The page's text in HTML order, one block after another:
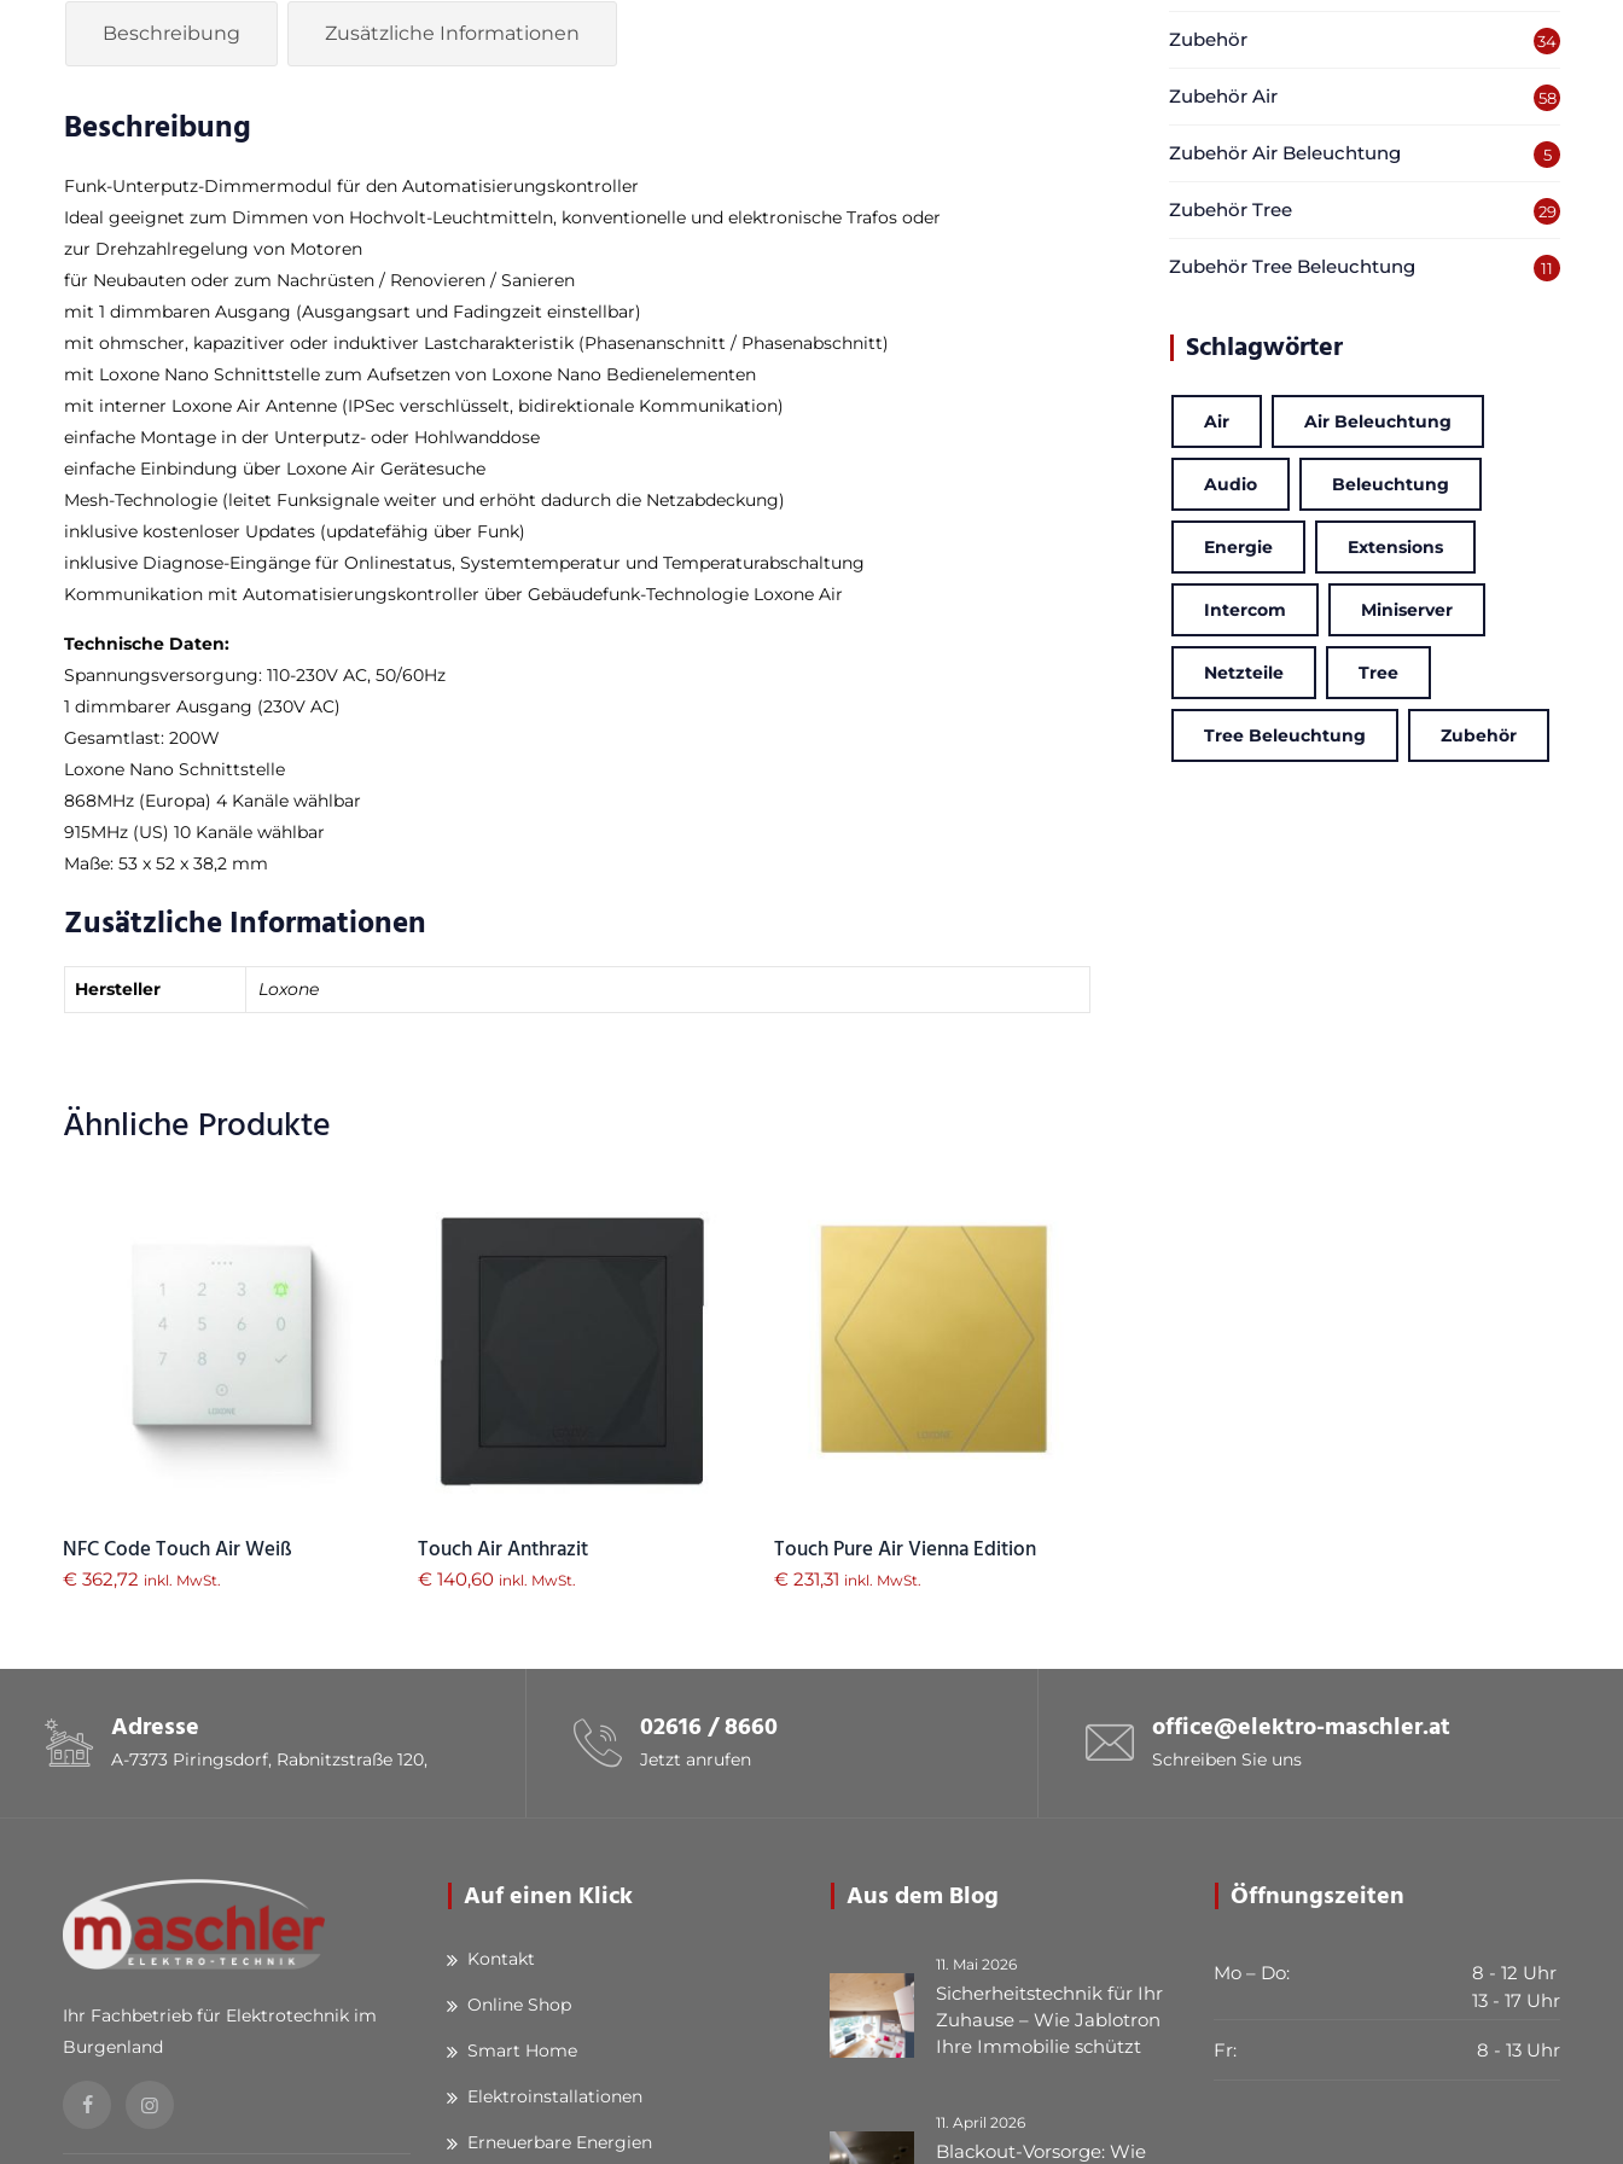
Beschreibung Zusätzliche Informationen
Beschreibung
Funk-Unterputz-Dimmermodul für den Automatisierungskontroller
Ideal geeignet zum Dimmen von Hochvolt-Leuchtmitteln, konventionelle und elektronische Trafos oder
zur Drehzahlregelung von Motoren
für Neubauten oder zum Nachrüsten / Renovieren / Sanieren
mit 1 dimmbaren Ausgang (Ausgangsart und Fadingzeit einstellbar)
mit ohmscher, kapazitiver oder induktiver Lastcharakteristik (Phasenanschnitt / Phasenabschnitt)
mit Loxone Nano Schnittstelle zum Aufsetzen von Loxone Nano Bedienelementen
mit interner Loxone Air Antenne (IPSec verschlüsselt, bidirektionale Kommunikation)
einfache Montage in der Unterputz- oder Hohlwanddose
einfache Einbindung über Loxone Air Gerätesuche
Mesh-Technologie (leitet Funksignale weiter und erhöht dadurch die Netzabdeckung)
inklusive kostenloser Updates (updatefähig über Funk)
inklusive Diagnose-Eingänge für Onlinestatus, Systemtemperatur und Temperaturabschaltung
Kommunikation mit Automatisierungskontroller über Gebäudefunk-Technologie Loxone Air
Technische Daten:
Spannungsversorgung: 110-230V AC, 50/60Hz
1 dimmbarer Ausgang (230V AC)
Gesamtlast: 200W
Loxone Nano Schnittstelle
868MHz (Europa) 4 Kanäle wählbar
915MHz (US) 10 Kanäle wählbar
Maße: 53 x 52 x 38,2 mm
Zusätzliche Informationen
Hersteller Loxone
Ähnliche Produkte
NFC Code Touch Air Weiß
€ 362,72 inkl. MwSt.
Touch Air Anthrazit
€ 140,60 inkl. MwSt.
Touch Pure Air Vienna Edition
€231,31 inkl. MwSt.
Zubehör 34
Zubehör Air 58
Zubehör Air Beleuchtung 5
Zubehör Tree 29
Zubehör Tree Beleuchtung 11
Schlagwörter
Air Air Beleuchtung
Audio Beleuchtung
Energie Extensions
Intercom Miniserver
Netzteile Tree
Tree Beleuchtung Zubehör
Adresse
A-7373 Piringsdorf, Rabnitzstraße 120,
02616 / 8660
Jetzt anrufen
office@elektro-maschler.at
Schreiben Sie uns
Ihr Fachbetrieb für Elektrotechnik im
Burgenland
Auf einen Klick
Kontakt
Online Shop
Smart Home
Elektroinstallationen
Erneuerbare Energien
Aus dem Blog
11. Mai 2026
Sicherheitstechnik für Ihr
Zuhause – Wie Jablotron
Ihre Immobilie schützt
11. April 2026
Blackout-Vorsorge: Wie
Öffnungszeiten
Mo – Do:
8 - 12 Uhr
13 - 17 Uhr
Fr: 8 - 13 Uhr